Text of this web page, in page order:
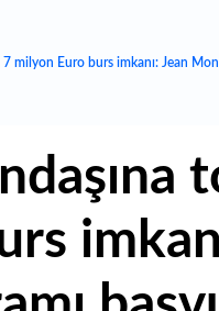
milyon Euro burs imkanı: Jean